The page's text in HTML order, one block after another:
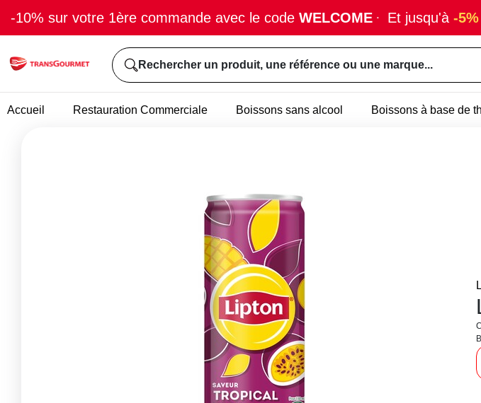
-10% sur votre 1ère commande avec le code WELCOME · Et jusqu'à -5%
Rechercher un produit, une référence ou une marque...
Accueil Restauration Commerciale Boissons sans alcool Boissons à base de